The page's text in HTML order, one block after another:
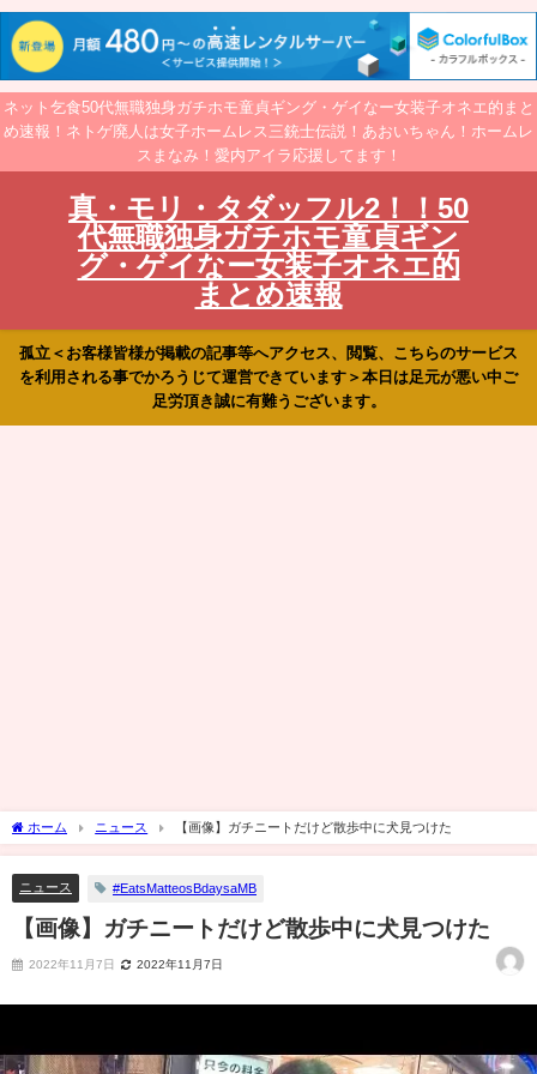
ネット乞食50代無職独身ガチホモ童貞ギング・ゲイなー女装子オネエ的まと
め速報！ネトゲ廃人は女子ホームレス三銃士伝説！あおいちゃん！ホームレ
スまなみ！愛内アイラ応援してます！
真・モリ・タダッフル2！！50
代無職独身ガチホモ童貞ギン
グ・ゲイなー女装子オネエ的
まとめ速報
孤立＜お客様皆様が掲載の記事等へアクセス、閲覧、こちらのサービス
を利用される事でかろうじて運営できています＞本日は足元が悪い中ご
足労頂き誠に有難うございます。
ホーム ニュース 【画像】ガチニートだけど散歩中に犬見つけた
ニュース #EatsMatteosBdaysaMB
【画像】ガチニートだけど散歩中に犬見つけた
2022年11月7日 2022年11月7日